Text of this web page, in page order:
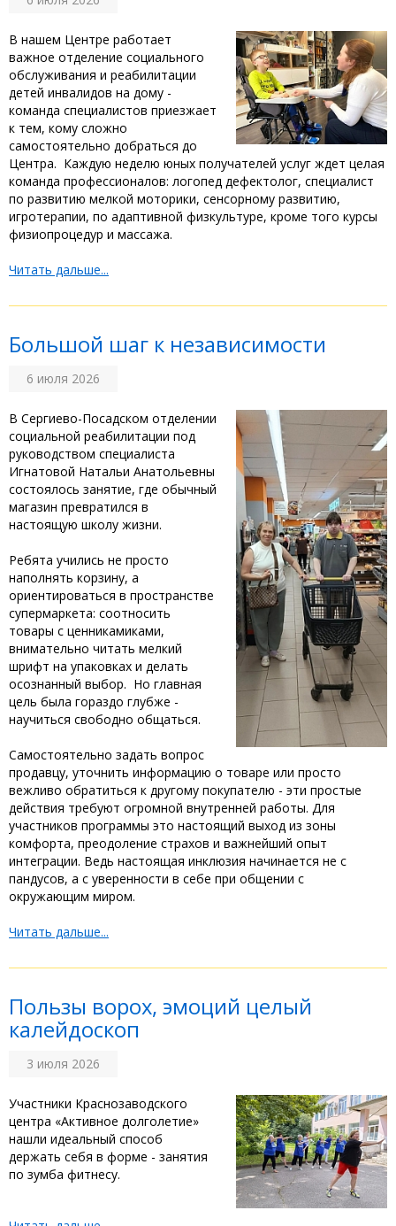
‎В нашем Центре работает
важное отделение социального
обслуживания и реабилитации
детей инвалидов на дому -
команда специалистов приезжает
к тем, кому сложно
самостоятельно добраться до
Центра. ‎ ‎Каждую неделю юных получателей услуг ждет целая
команда профессионалов: логопед дефектолог, специалист
по развитию мелкой моторики, сенсорному развитию,
игротерапии, по адаптивной физкультуре, кроме того курсы
физиопроцедур и массажа. ‎ ‎
Читать дальше...
Большой шаг к независимости
6 июля 2026
‎‎В Сергиево-Посадском отделении
социальной реабилитации под
руководством специалиста
Игнатовой Натальи Анатольевны
состоялось занятие, где обычный
магазин превратился в
настоящую школу жизни.
‎Ребята учились не просто
наполнять корзину, а
ориентироваться в пространстве
супермаркета: соотносить
товары с ценникамиками,
внимательно читать мелкий
шрифт на упаковках и делать
осознанный выбор. Но главная
цель была гораздо глубже -
научиться свободно общаться.
‎Самостоятельно задать вопрос
продавцу, уточнить информацию о товаре или просто
вежливо обратиться к другому покупателю - эти простые
действия требуют огромной внутренней работы. Для
участников программы это настоящий выход из зоны
комфорта, преодоление страхов и важнейший опыт
интеграции. Ведь настоящая инклюзия начинается не с
пандусов, а с уверенности в себе при общении с
окружающим миром.
Читать дальше...
Пользы ворох, эмоций целый
калейдоскоп
3 июля 2026
‎Участники Краснозаводского
центра «Активное долголетие»
нашли идеальный способ
держать себя в форме - занятия
по зумба фитнесу. ‎